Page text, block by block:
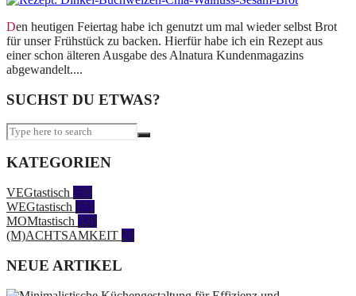
Den heutigen Feiertag habe ich genutzt um mal wieder selbst Brot
für unser Frühstück zu backen. Hierfür habe ich ein Rezept aus
einer schon älteren Ausgabe des Alnatura Kundenmagazins
abgewandelt....
SUCHST DU ETWAS?
KATEGORIEN
VEGtastisch 558
WEGtastisch 171
MOMtastisch 328
(M)ACHTSAMKEIT 28
NEUE ARTIKEL